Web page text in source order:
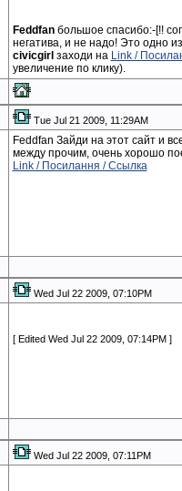
Feddfanбольшое спасибо:-[!!
негатива, и не надо! Это одно
civicgirl заходи на Link /
увеличение по клику).
Tue Jul 21 2009, 11:29AM
Feddfan Зайди на этот сайт и
между прочим, очень хорошо
Link / Посилання / Ссылка
Wed Jul 22 2009, 07:10PM
[ Edited Wed Jul 22 2009, 07:14PM ]
Wed Jul 22 2009, 07:11PM